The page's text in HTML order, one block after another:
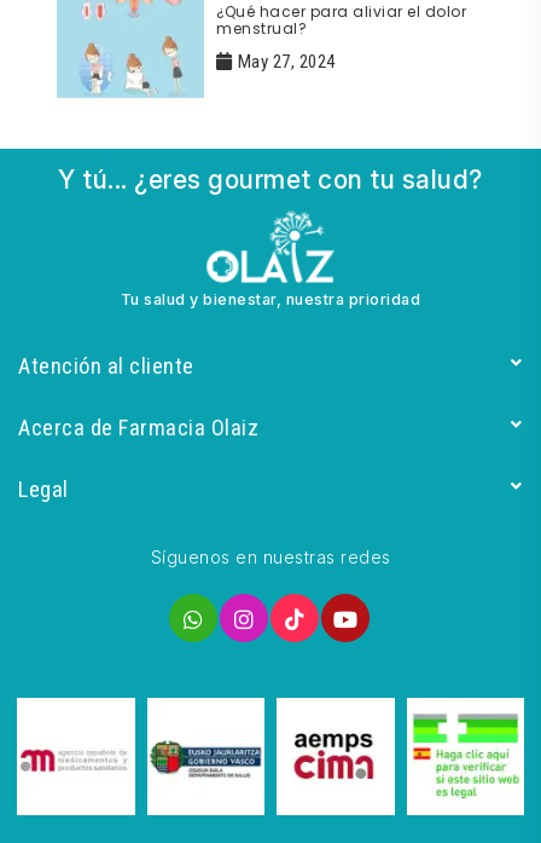
¿Qué hacer para aliviar el dolor
menstrual?
May 27, 2024
Y tú... ¿eres gourmet con tu salud?
Tu salud y bienestar, nuestra prioridad
Atención al cliente
Acerca de Farmacia Olaiz
Legal
Síguenos en nuestras redes